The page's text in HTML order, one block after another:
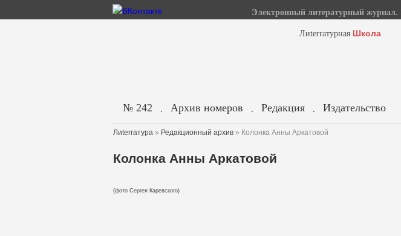
Электронный литературный журнал.
Лиterraтурная Школа
№ 242 . Архив номеров . Редакция . Издательство
Лиterraтура » Редакционный архив » Колонка Анны Аркатовой
Колонка Анны Аркатовой
(фото Сергея Каревского)